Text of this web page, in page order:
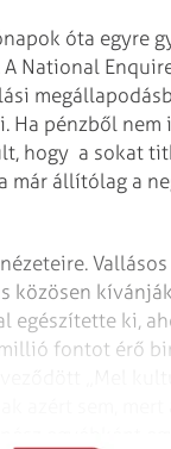
óta egyre
National
pénzből nem
hogy a sokat
állítólag a
közösen
ki,
fontot érő